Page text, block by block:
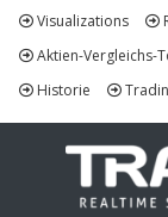
Visualizations
Aktien-Vergleichs-
Historie